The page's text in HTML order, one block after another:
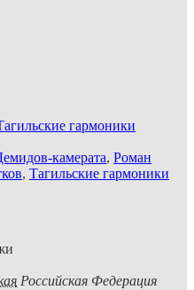
гармоники
камерата, Роман
, Тагильские гармоники
Российская Федерация